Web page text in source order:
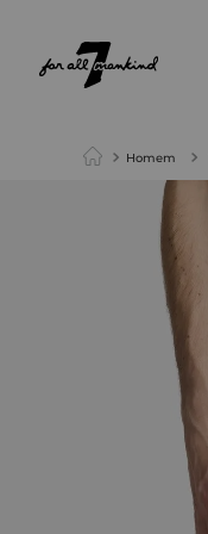
Homem